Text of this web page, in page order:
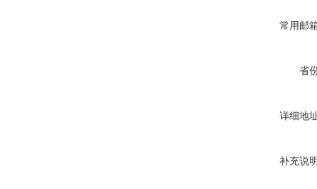
常用邮
省
详细地
补充说